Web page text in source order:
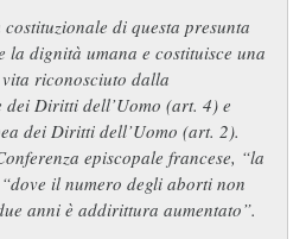
di questa presunta
la dignità umana e costituisce una
riconosciuto dalla
Diritti dell’Uomo (art. 4) e
dei Diritti dell’Uomo (art. 2).
episcopale francese, “la
il numero degli aborti non
anni è addirittura aumentato”.